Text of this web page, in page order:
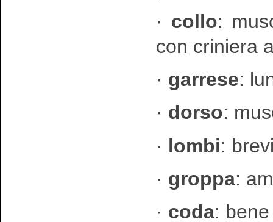
· collo:
con criniera
· garrese:
· dorso:
· lombi:
· groppa:
· coda: